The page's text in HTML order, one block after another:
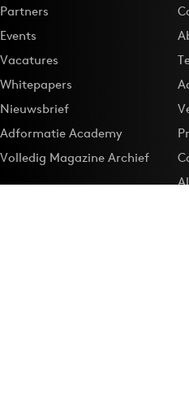
Partners
Events
Vacatures
Whitepapers
Nieuwsbrief
Adformatie Academy
Volledig Magazine Archief